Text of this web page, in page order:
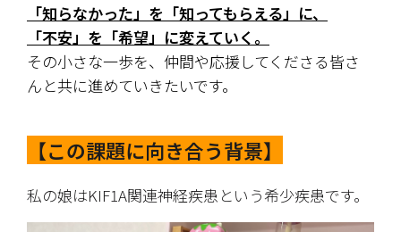
「知らなかった」を「知ってもらえる」に、
「不安」を「希望」に変えていく。
その小さな一歩を、仲間や応援してくださる皆さ
んと共に進めていきたいです。
【この課題に向き合う背景】
私の娘はKIF1A関連神経疾患という希少疾患です。